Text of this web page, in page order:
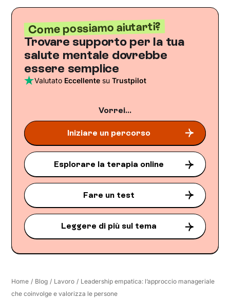
Come possiamo aiutarti?
Trovare supporto per la tua
salute mentale dovrebbe
essere semplice
Valutato Eccellente suTrustpilot
Vorrei...
Iniziare un percorso
Esplorare la terapia online
Fare un test
Leggere di più sul tema
Home / Blog / Lavoro / Leadership empatica: l’approccio manageriale
che coinvolge e valorizza le persone